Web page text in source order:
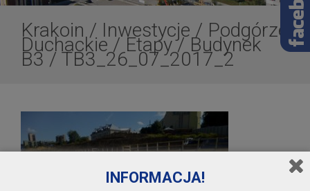
Krakoin / Inwestycje / Podgórze
Duchackie/ Etapy/Budynek
B3/ TB3_26_07_2017_2
INFORMACJA!